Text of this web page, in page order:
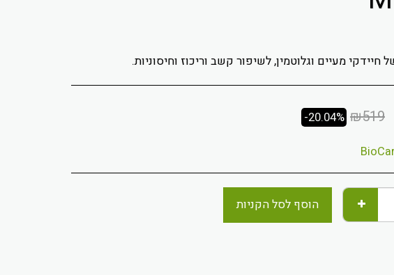
מעיים וגלוטמין, לשיפור קשב וריכוז וחיסוניות.
₪519
-20.04%
הוסף לסל הקניות